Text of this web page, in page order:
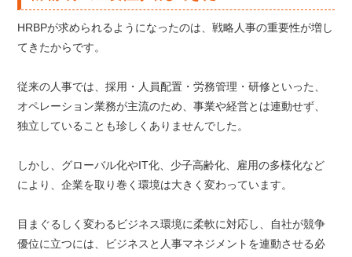
HRBPが求められるようになったのは、戦略人事の重要性が増し
てきたからです。
従来の人事では、採用・人員配置・労務管理・研修といった、
オペレーション業務が主流のため、事業や経営とは連動せず、
独立していることも珍しくありませんでした。
しかし、グローバル化やIT化、少子高齢化、雇用の多様化など
により、企業を取り巻く環境は大きく変わっています。
目まぐるしく変わるビジネス環境に柔軟に対応し、自社が競争
優位に立つには、ビジネスと人事マネジメントを連動させる必